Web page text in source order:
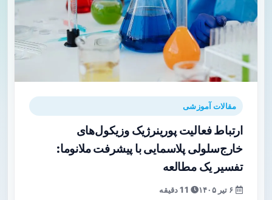
مقالات آموزشی
ارتباط فعالیت پورینرژیک وزیکول‌های
خارج‌سلولی پلاسمایی با پیشرفت ملانوما:
تفسیر یک مطالعه